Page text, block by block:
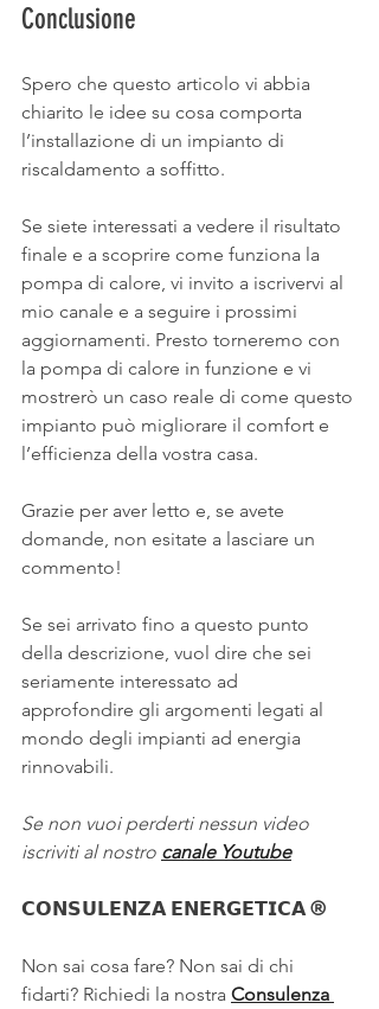
Conclusione
Spero che questo articolo vi abbia
chiarito le idee su cosa comporta
l’installazione di un impianto di
riscaldamento a soffitto.
Se siete interessati a vedere il risultato
finale e a scoprire come funziona la
pompa di calore, vi invito a iscrivervi al
mio canale e a seguire i prossimi
aggiornamenti. Presto torneremo con
la pompa di calore in funzione e vi
mostrerò un caso reale di come questo
impianto può migliorare il comfort e
l’efficienza della vostra casa.
Grazie per aver letto e, se avete
domande, non esitate a lasciare un
commento!
Se sei arrivato fino a questo punto
della descrizione, vuol dire che sei
seriamente interessato ad
approfondire gli argomenti legati al
mondo degli impianti ad energia
rinnovabili.
Se non vuoi perderti nessun video
iscriviti al nostro canale Youtube
𝗖𝗢𝗡𝗦𝗨𝗟𝗘𝗡𝗭𝗔 𝗘𝗡𝗘𝗥𝗚𝗘𝗧𝗜𝗖𝗔 ®
Non sai cosa fare? Non sai di chi
fidarti? Richiedi la nostra Consulenza